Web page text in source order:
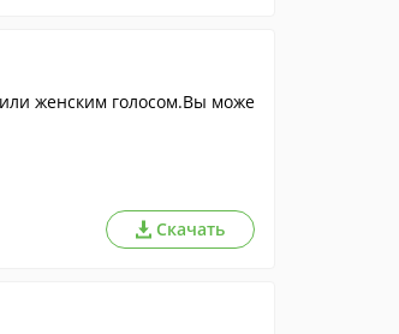
женским голосом.Вы може
Скачать